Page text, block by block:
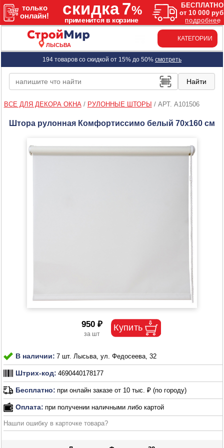
ЛЫСЬВА
КАТЕГОРИИ
194 товаров со скидкой от 15% до 50% смотреть
ВСЕ ДЛЯ ДЕКОРА ОКНА/ РУЛОННЫЕ ШТОРЫ / АРТ. A101506
Штора рулонная Комфортиссимо белый 70х160 см
950 ₽
В наличии: 7 шт. Лысьва, ул. Федосеева, 32
Штрих-код: 4690440178177
Бесплатно: при онлайн заказе от 10 тыс. ₽ (по городу)
Оплата: при получении наличными либо картой
Нашли ошибку в карточке товара?